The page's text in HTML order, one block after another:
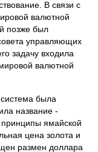
В связи с
валютной
позже был
управляющих
задачу входила
валютной
система была
название -
ямайской
цена золота и
размен доллара